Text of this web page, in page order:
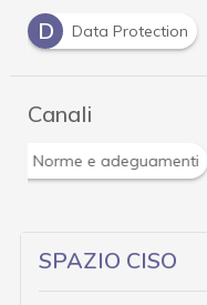
D
dati personali
Canali
Norme e
SPAZIO CISO